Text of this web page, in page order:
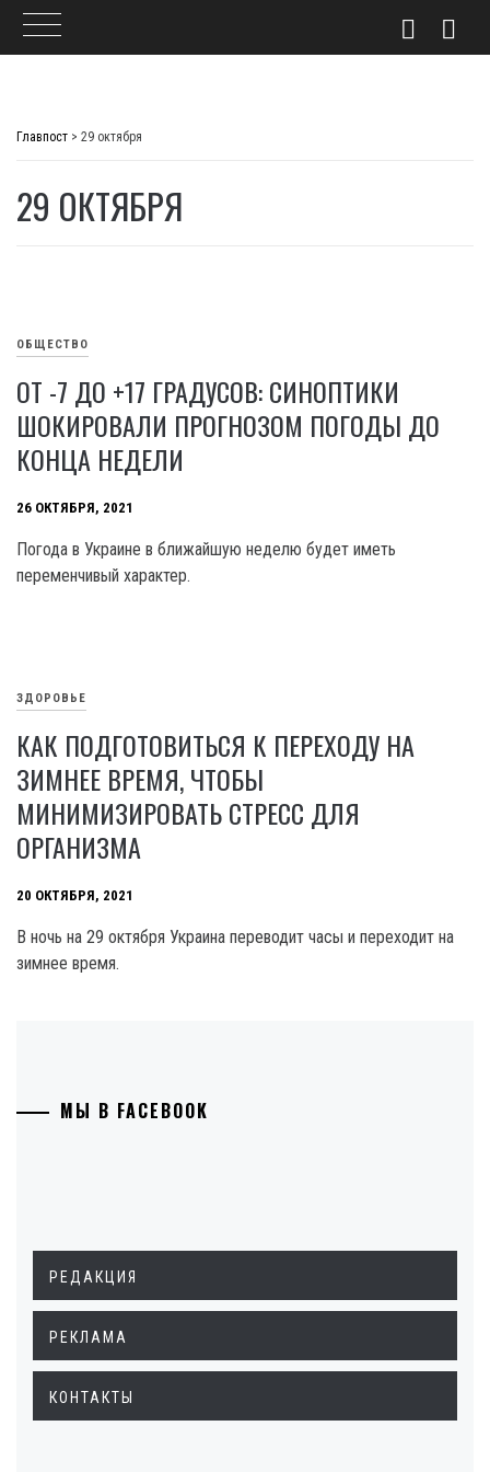
Главпост > 29 октября
29 ОКТЯБРЯ
ОБЩЕСТВО
ОТ -7 ДО +17 ГРАДУСОВ: СИНОПТИКИ
ШОКИРОВАЛИ ПРОГНОЗОМ ПОГОДЫ ДО
КОНЦА НЕДЕЛИ
26 ОКТЯБРЯ, 2021
Погода в Украине в ближайшую неделю будет иметь
переменчивый характер.
ЗДОРОВЬЕ
КАК ПОДГОТОВИТЬСЯ К ПЕРЕХОДУ НА
ЗИМНЕЕ ВРЕМЯ, ЧТОБЫ
МИНИМИЗИРОВАТЬ СТРЕСС ДЛЯ
ОРГАНИЗМА
20 ОКТЯБРЯ, 2021
В ночь на 29 октября Украина переводит часы и переходит на
зимнее время.
МЫ В FACEBOOK
РЕДАКЦИЯ
РЕКЛАМА
КОНТАКТЫ